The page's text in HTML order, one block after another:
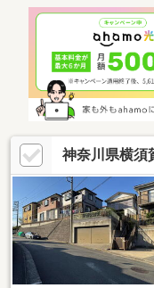
生活利便施設が充実- 公
静かな住宅街で落ち着い
神奈川県横須